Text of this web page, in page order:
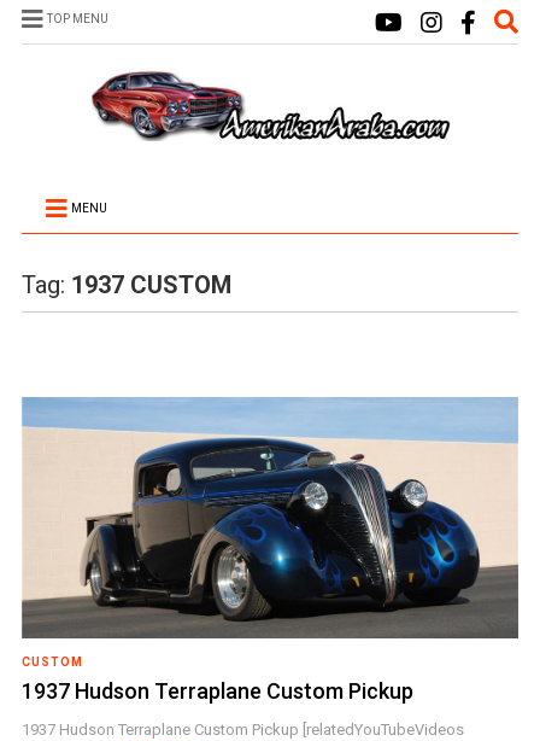
TOP MENU
MENU
Tag: 1937 CUSTOM
CUSTOM
1937 Hudson Terraplane Custom Pickup
1937 Hudson Terraplane Custom Pickup [relatedYouTubeVideos